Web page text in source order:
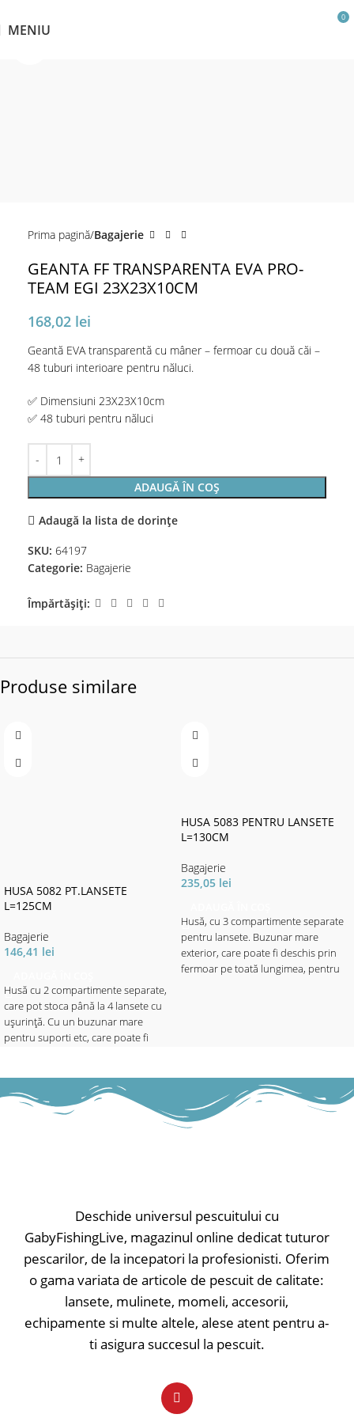
MENIU
0
Prima pagină Bagajerie
GEANTA FF TRANSPARENTA EVA PRO-
TEAM EGI 23X23X10CM
168,02 lei
Geantă EVA transparentă cu mâner – fermoar cu două căi –
48 tuburi interioare pentru năluci.
✅ Dimensiuni 23X23X10cm
✅ 48 tuburi pentru năluci
ADAUGĂ ÎN COȘ
Adaugă la lista de dorințe
SKU: 64197
Categorie: Bagajerie
Împărtășiți:
Produse similare
HUSA 5082 PT.LANSETE
L=125CM
Bagajerie
146,41 lei
Husă cu 2 compartimente separate,
care pot stoca până la 4 lansete cu
uşurinţă. Cu un buzunar mare
pentru suporti etc, care poate fi
HUSA 5083 PENTRU LANSETE
L=130CM
Bagajerie
235,05 lei
Husă, cu 3 compartimente separate
pentru lansete. Buzunar mare
exterior, care poate fi deschis prin
fermoar pe toată lungimea, pentru
- Lungime 130cm
Deschide universul pescuitului cu
GabyFishingLive, magazinul online dedicat tuturor
pescarilor, de la incepatori la profesionisti. Oferim
o gama variata de articole de pescuit de calitate:
lansete, mulinete, momeli, accesorii,
echipamente si multe altele, alese atent pentru a-
ti asigura succesul la pescuit.